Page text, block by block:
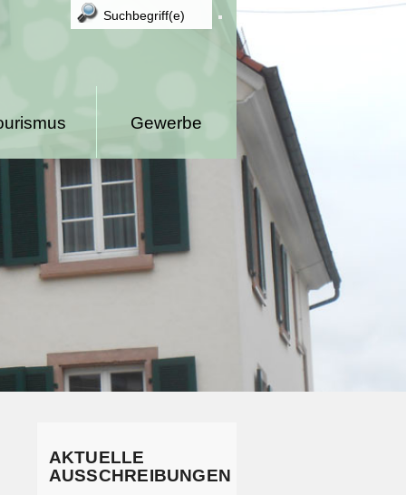
Gewerbe
AKTUELLE
AUSSCHREIBUNGEN